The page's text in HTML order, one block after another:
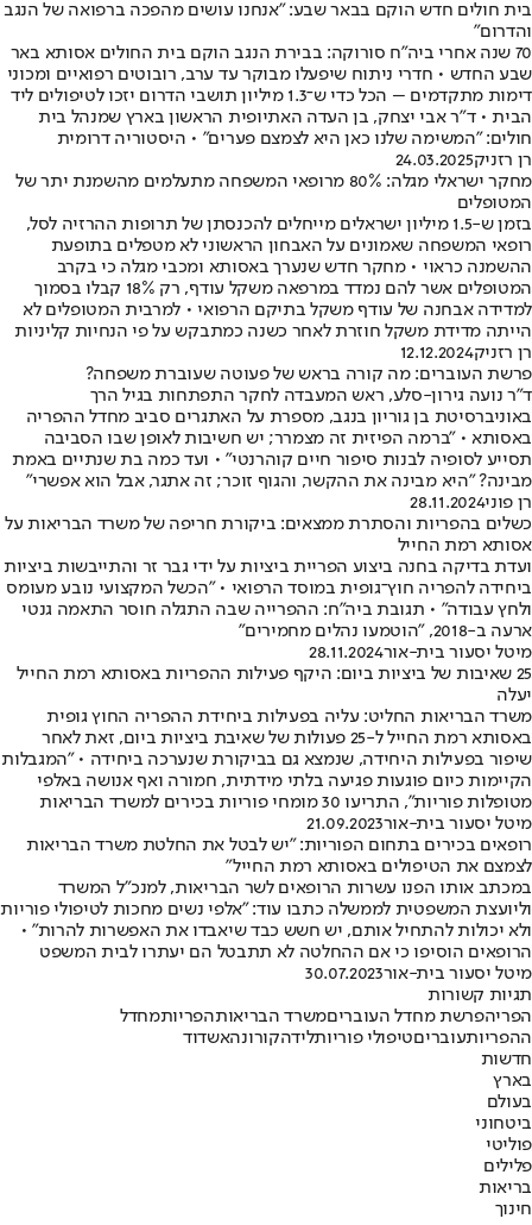
בית חולים חדש הוקם בבאר שבע: "אנחנו עושים מהפכה ברפואה של הנגב
והדרום"
70 שנה אחרי ביה"ח סורוקה: בבירת הנגב הוקם בית החולים אסותא באר
שבע החדש • חדרי ניתוח שיפעלו מבוקר עד ערב, רובוטים רפואיים ומכוני
דימות מתקדמים – הכל כדי ש־1.3 מיליון תושבי הדרום יזכו לטיפולים ליד
הבית • ד"ר אבי יצחק, בן העדה האתיופית הראשון בארץ שמנהל בית
חולים: "המשימה שלנו כאן היא לצמצם פערים" • היסטוריה דרומית
רן רזניק24.03.2025
מחקר ישראלי מגלה: 80% מרופאי המשפחה מתעלמים מהשמנת יתר של
המטופלים
בזמן ש-1.5 מיליון ישראלים מייחלים להכנסתן של תרופות ההרזיה לסל,
רופאי המשפחה שאמונים על האבחון הראשוני לא מטפלים בתופעת
ההשמנה כראוי • מחקר חדש שנערך באסותא ומכבי מגלה כי בקרב
המטופלים אשר להם נמדד במרפאה משקל עודף, רק 18% קבלו בסמוך
למדידה אבחנה של עודף משקל בתיקם הרפואי • למרבית המטופלים לא
הייתה מדידת משקל חוזרת לאחר כשנה כמתבקש על פי הנחיות קליניות
רן רזניק12.12.2024
פרשת העוברים: מה קורה בראש של פעוטה שעוברת משפחה?
ד"ר נועה גירון-סלע, ראש המעבדה לחקר התפתחות בגיל הרך
באוניברסיטת בן גוריון בנגב, מספרת על האתגרים סביב מחדל ההפריה
באסותא • "ברמה הפיזית זה מצמרר; יש חשיבות לאופן שבו הסביבה
תסייע לסופיה לבנות סיפור חיים קוהרנטי" • ועד כמה בת שנתיים באמת
מבינה? "היא מבינה את ההקשר, והגוף זוכר; זה אתגר, אבל הוא אפשרי"
רן פוני28.11.2024
כשלים בהפריות והסתרת ממצאים: ביקורת חריפה של משרד הבריאות על
אסותא רמת החייל
ועדת בדיקה בחנה ביצוע הפריית ביציות על ידי גבר זר והתייבשות ביציות
ביחידה להפריה חוץ־גופית במוסד הרפואי • "הכשל המקצועי נובע מעומס
ולחץ עבודה" • תגובת ביה"ח: ההפרייה שבה התגלה חוסר התאמה גנטי
ארעה ב-2018, "הוטמעו נהלים מחמירים"
מיטל יסעור בית-אור28.11.2024
25 שאיבות של ביציות ביום: היקף פעילות ההפריות באסותא רמת החייל
יעלה
משרד הבריאות החליט: עליה בפעילות ביחידת ההפריה החוץ גופית
באסותא רמת החייל ל-25 פעולות של שאיבת ביציות ביום, זאת לאחר
שיפור בפעילות היחידה, שנמצא גם בביקורת שנערכה ביחידה • "המגבלות
הקיימות כיום פוגעות פגיעה בלתי מידתית, חמורה ואף אנושה באלפי
מטופלות פוריות", התריעו 30 מומחי פוריות בכירים למשרד הבריאות
מיטל יסעור בית-אור21.09.2023
רופאים בכירים בתחום הפוריות: "יש לבטל את החלטת משרד הבריאות
לצמצם את הטיפולים באסותא רמת החייל"
במכתב אותו הפנו עשרות הרופאים לשר הבריאות, למנכ"ל המשרד
וליועצת המשפטית לממשלה כתבו עוד: "אלפי נשים מחכות לטיפולי פוריות
ולא יכולות להתחיל אותם, יש חשש כבד שיאבדו את האפשרות להרות" •
הרופאים הוסיפו כי אם ההחלטה לא תתבטל הם יעתרו לבית המשפט
מיטל יסעור בית-אור30.07.2023
תגיות קשורות
הפריהפרשת מחדל העובריםמשרד הבריאותהפריותמחדל
ההפריותעובריםטיפולי פוריותלידהקורונהאשדוד
חדשות
בארץ
בעולם
ביטחוני
פוליטי
פלילים
בריאות
חינוך